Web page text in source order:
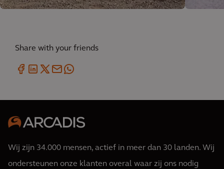
Share with your friends
Wij zijn 34.000 mensen, actief in meer dan 30 landen. Wij
ondersteunen onze klanten overal waar zij ons nodig